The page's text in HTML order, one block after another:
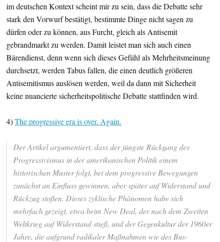
im deutschen Kontext scheint mir zu sein, dass die Debatte sehr
stark den Vorwurf bestätigt, bestimmte Dinge nicht sagen zu
dürfen oder zu können, aus Furcht, gleich als Antisemit
gebrandmarkt zu werden. Damit leistet man sich auch einen
Bärendienst, denn wenn sich dieses Gefühl als Mehrheitsmeinung
durchsetzt, werden Tabus fallen, die einen deutlich größeren
Antisemitismus auslösen werden, weil da dann mit Sicherheit
keine nuancierte sicherheitspolitische Debatte stattfinden wird.
4)The progressive era is over. Again.
Der Artikel argumentiert, dass der jüngste Rückgang des
Progressivismus in der amerikanischen Politik einem
historischen Muster folgt, bei dem progressive Bewegungen
zunächst an Einfluss gewinnen, aber später auf Widerstand und
Rückzug stoßen. Dieses zyklische Phänomen habe sich
mehrfach gezeigt, etwa beim New Deal, der nach dem Zweiten
Weltkrieg auf Widerstand stieß, und der Gegenkultur der 1960er
Jahre, die aufgrund radikaler Maßnahmen wie des Bus-